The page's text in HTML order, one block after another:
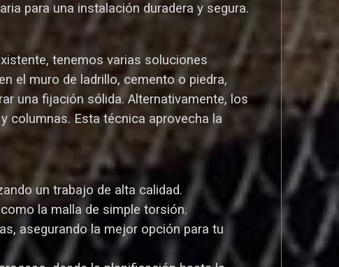
para una instalación duradera y segura.
tenemos varias soluciones
el muro de ladrillo, cemento o piedra,
una fijación sólida. Alternativamente, los
columnas. Esta técnica aprovecha la
un trabajo de alta calidad.
la malla de simple torsión.
asegurando la mejor opción para tu